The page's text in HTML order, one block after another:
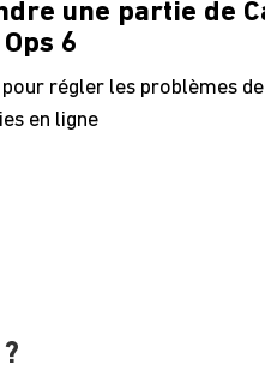
une partie de
6
régler les problèmes
en ligne